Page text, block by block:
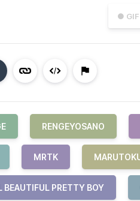
● GIF
RENGEYOSANO
MRTK
BEAUTIFUL PRETTY BOY